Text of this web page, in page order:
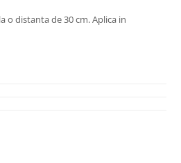
o distanta de 30 cm. Aplica in